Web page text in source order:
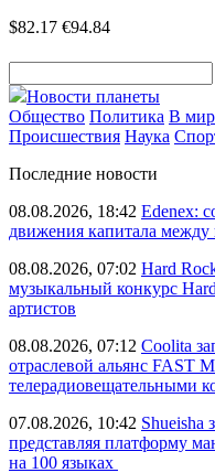
$82.17 €94.84
Новости планеты
Общество Политика В
Происшествия Наука
Последние новости
08.08.2026, 18:42 Edenex:
движения капитала
08.08.2026, 07:02 Hard
музыкальный конкурс
артистов
08.08.2026, 07:12 Coolita
отраслевой альянс FAST
телерадиовещательными
07.08.2026, 10:42 Shueisha
представляя платформу
на 100 языках